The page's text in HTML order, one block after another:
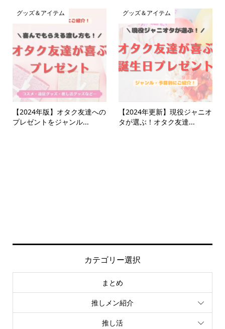
グッズ＆アイテム
【2024年版】オタク友達への
プレゼントをジャンル...
グッズ＆アイテム
【2024年更新】現役ジャニオ
タが選ぶ！オタク友達...
カテゴリー選択
まとめ
推しメン紹介
推し活